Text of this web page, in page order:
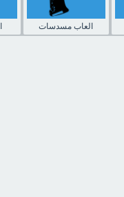
العاب مسدسات